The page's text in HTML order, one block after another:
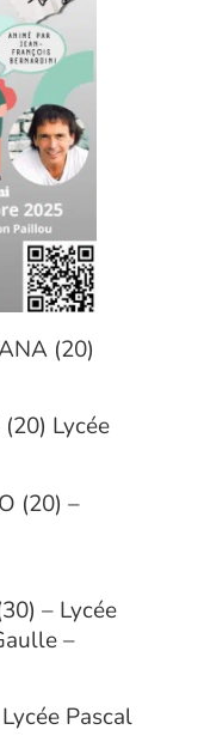
(20)
Lycée
(20) –
– Lycée
–
Pascal